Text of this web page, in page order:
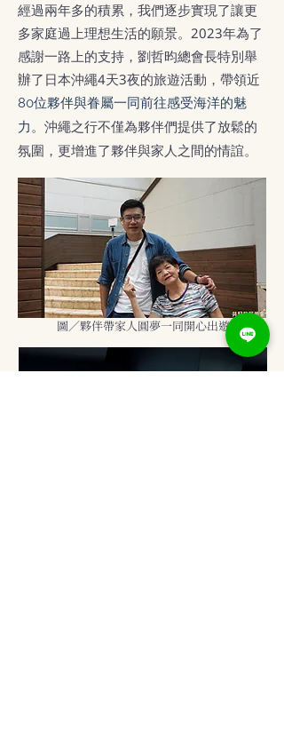
經過兩年多的積累，我們逐步實現了讓更
多家庭過上理想生活的願景。2023年為了
感謝一路上的支持，劉哲昀總會長特別舉
辦了日本沖繩4天3夜的旅遊活動，帶領近
80位夥伴與眷屬一同前往感受海洋的魅
力。沖繩之行不僅為夥伴們提供了放鬆的
氛圍，更增進了夥伴與家人之間的情誼。
圖／夥伴帶家人圓夢一同開心出遊